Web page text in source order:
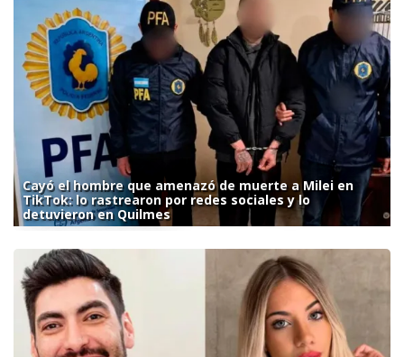
Cayó el hombre que amenazó de muerte a Milei en
TikTok: lo rastrearon por redes sociales y lo
detuvieron en Quilmes